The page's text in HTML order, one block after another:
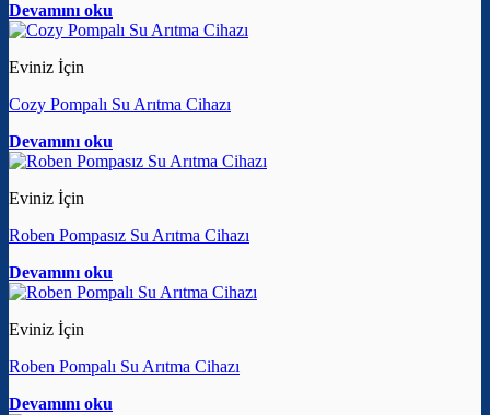
Devamını oku
Eviniz İçin
Cozy Pompalı Su Arıtma Cihazı
Devamını oku
Eviniz İçin
Roben Pompasız Su Arıtma Cihazı
Devamını oku
Eviniz İçin
Roben Pompalı Su Arıtma Cihazı
Devamını oku